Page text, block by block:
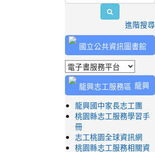
進階搜尋
國立公共資訊圖書館
龍興
志工服務區
龍興國中家長志工團
桃園縣志工服務學習手
冊
志工桃園全球資訊網
桃園縣志工服務相關資